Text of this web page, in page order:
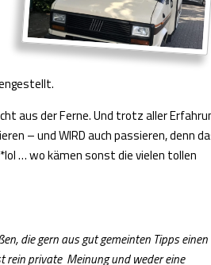
aus der Ferne. Und trotz aller
– und WIRD auch passieren, denn
… wo kämen sonst die vielen tollen
die gern aus gut gemeinten Tipps einen
rein private Meinung und weder eine